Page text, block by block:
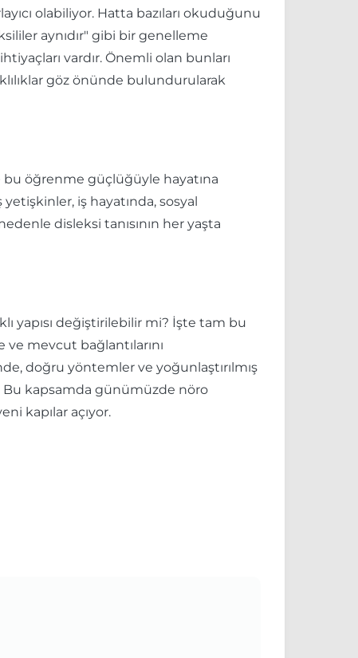
olabiliyor. Hatta bazıları okuduğunu
aynıdır" gibi bir genelleme
vardır. Önemli olan bunları
göz önünde bulundurularak
bu öğrenme güçlüğüyle hayatına
iş hayatında, sosyal
disleksi tanısının her yaşta
yapısı değiştirilebilir mi? İşte tam bu
mevcut bağlantılarını
doğru yöntemler ve yoğunlaştırılmış
Bu kapsamda günümüzde nöro
kapılar açıyor.